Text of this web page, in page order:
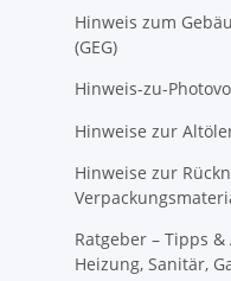
Hinweis zum
(GEG)
Hinweis-zu-
Hinweise zur
Hinweise zur
Ratgeber – Tipps
Heizung, Sanitär,